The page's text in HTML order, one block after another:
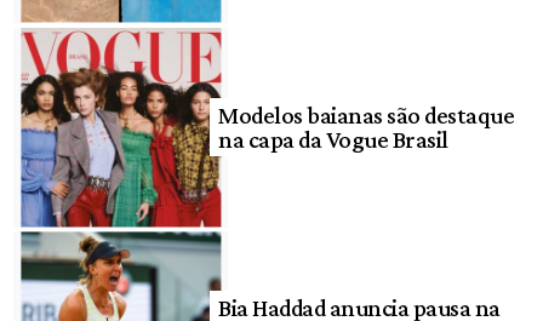
Modelos baianas são destaque
na capa da Vogue Brasil
Bia Haddad anuncia pausa na